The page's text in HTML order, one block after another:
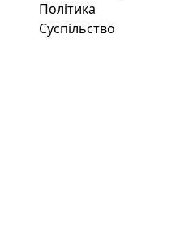
Політика
Суспільство